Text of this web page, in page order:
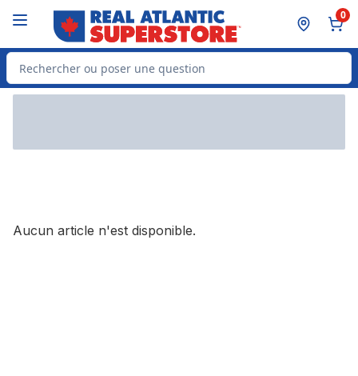
0
Rechercher des produits
Aucun article n'est disponible.